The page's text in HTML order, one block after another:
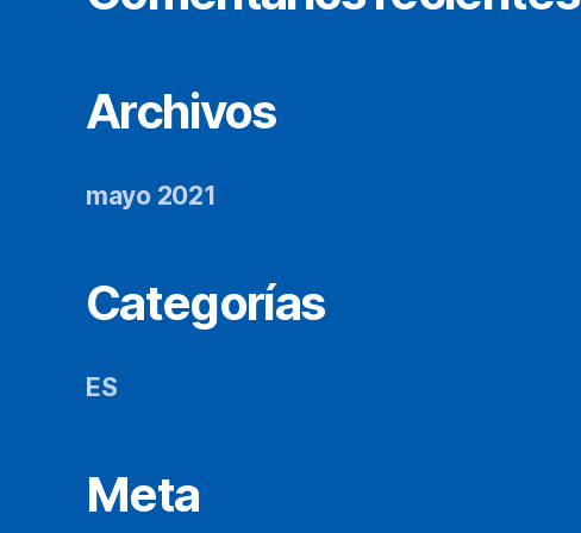
Archivos
mayo 2021
Categorías
ES
Meta